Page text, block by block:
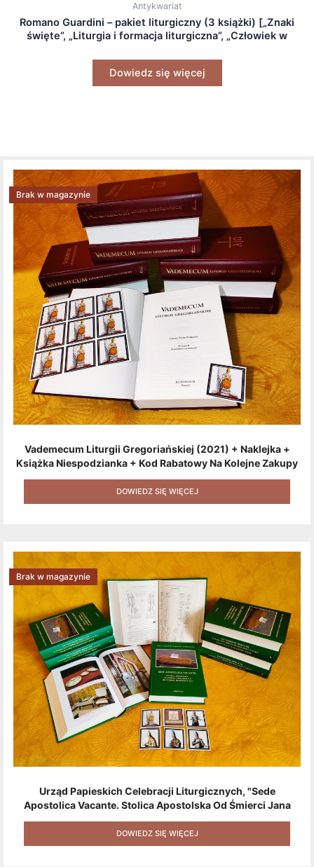
Antykwariat
Romano Guardini – pakiet liturgiczny (3 książki) [„Znaki
święte”, „Liturgia i formacja liturgiczna”, „Człowiek w
Dowiedz się więcej
Vademecum Liturgii Gregoriańskiej (2021) + Naklejka +
Książka Niespodzianka + Kod Rabatowy Na Kolejne Zakupy
+ Gratis (książka W Formacie Elektronicznym) [zestaw 3
Produktów + Kod Rabatowy + Gratis]
Brak w magazynie
DOWIEDZ SIĘ WIĘCEJ
Urząd Papieskich Celebracji Liturgicznych, "Sede
Apostolica Vacante. Stolica Apostolska Od Śmierci Jana
Pawła II Do Wyboru Benedykta XVI" [2020] + Zestaw 6
Naklejek + Książka Niespodzianka + Kod Rabatowy Na
Kolejne Zakupy
Brak w magazynie
DOWIEDZ SIĘ WIĘCEJ